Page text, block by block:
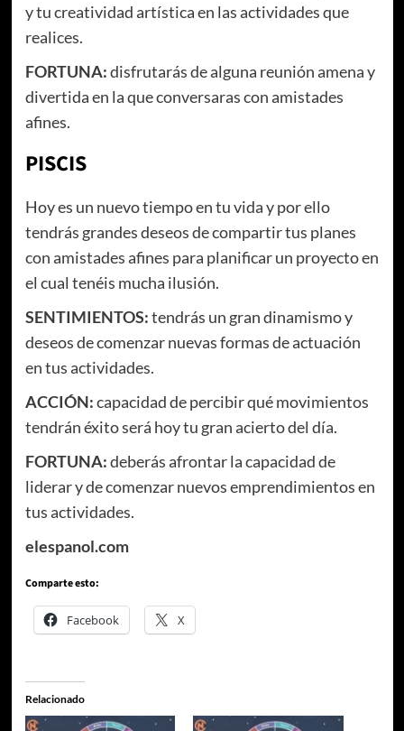
y tu creatividad artística en las actividades que
realices.
FORTUNA:disfrutarás de alguna reunión amena y
divertida en la que conversaras con amistades
afines.
PISCIS
Hoy es un nuevo tiempo en tu vida y por ello
tendrás grandes deseos de compartir tus planes
con amistades afines para planificar un proyecto en
el cual tenéis mucha ilusión.
SENTIMIENTOS:tendrás un gran dinamismo y
deseos de comenzar nuevas formas de actuación
en tus actividades.
ACCIÓN:capacidad de percibir qué movimientos
tendrán éxito será hoy tu gran acierto del día.
FORTUNA:deberás afrontar la capacidad de
liderar y de comenzar nuevos emprendimientos en
tus actividades.
elespanol.com
Comparte esto:
Facebook X
Relacionado